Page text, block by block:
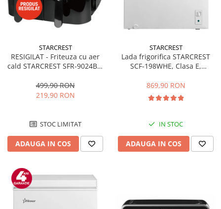
STARCREST
RESIGILAT - Friteuza cu aer
cald STARCREST SFR-9024BK,
Termostat 80 - 200 °C, 12
programe, Negru
499,90 RON
219,90 RON
STOC LIMITAT
ADAUGA IN COS
STARCREST
Lada frigorifica STARCREST
SCF-198WHE, Clasa E,
convertibil - functie frigider,
Termostat reglabil, Alb
869,90 RON
IN STOC
ADAUGA IN COS